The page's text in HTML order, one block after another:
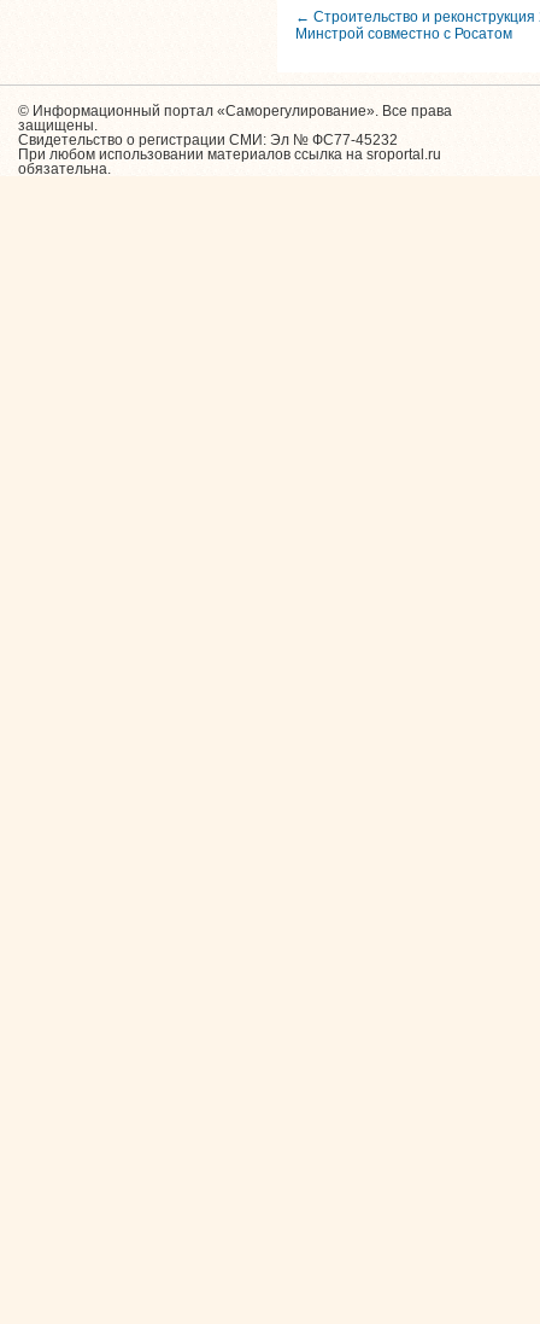
← Строительство и реконструкция
Минстрой совместно с Росатом
© Информационный портал «Саморегулирование». Все права
защищены.
Свидетельство о регистрации СМИ: Эл № ФС77-45232
При любом использовании материалов ссылка на sroportal.ru
обязательна.